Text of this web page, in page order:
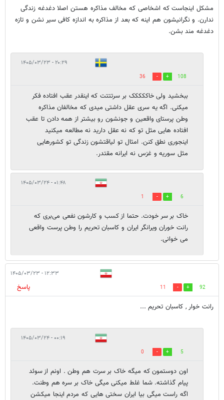
مشکل اینجاست که اشخاصی که مخالف مذاکره هستن اصلا دغدغه زندگی
ندارن. و نگرانیشون هم اینه که بعد از مذاکره به اندازه کافی سیر نشن و تازه
دغدغه مند بشن.
۲۰:۲۹ - ۱۴۰۵/۰۳/۲۳
108
36
ببخشید ولی خاککککک بر سرتتتت که اینقدر عقب افتاده فکر
میکنی. اگه یه سری عقل داشتی میدی که مخالفان مذاکره
وطن پرستای واقعین و جونشون رو بیشتر از همه دادن تا عقب
افتاده هایی مثل تو که نه عقل دارید نه مطالعه میکنید
اینجوری نطق کنن. امثال تو لیاقتشون زندگی تو کشورهایی
مثل سوریه و غزس نه ایرانه مقتدر.
۰۱:۴۸ - ۱۴۰۵/۰۳/۲۴
6
1
خاک بر سر خودت. حتما از کسب و کارشون نفعی می‌بری که
رانت خوران ویرانگر ایران و کاسبان تحریم را وطن پرست واقعی
می خوانی.
۱۲:۳۳ - ۱۴۰۵/۰۳/۲۳
92
11
پاسخ
رانت خوار , کاسبان تحریم ...
۰۰:۱۹ - ۱۴۰۵/۰۳/۲۴
5
0
اون دوستمون که میگه خاک بر سرت هم وطن . اونم از سوئد
پیام گذاشته. شما غلط میکنی میگی خاک بر سره هم وطنت.
اگه راست میگی بیا ایران سختی هایی که مردم اینجا میکشن